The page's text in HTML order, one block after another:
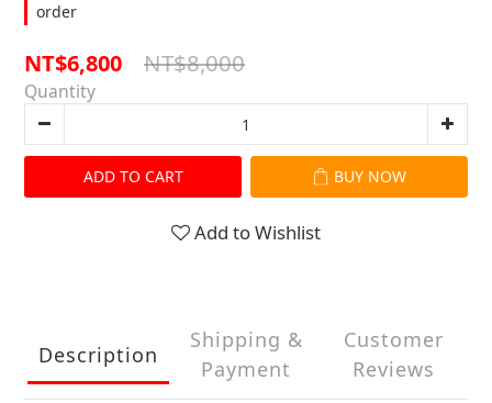
order
NT$6,800 NT$8,000
Quantity
ADD TO CART BUY NOW
Add to Wishlist
Description
Shipping &
Payment
Customer
Reviews